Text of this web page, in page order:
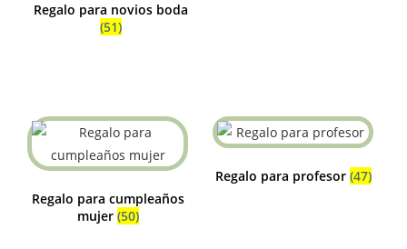
Regalo para novios boda
(51)
Regalo para cumpleaños
mujer (50)
Regalo para profesor (47)